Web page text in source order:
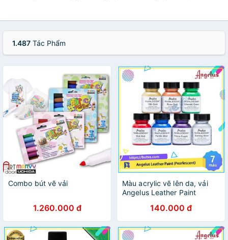
1.487 Tác Phẩm
Combo bút vẽ vải
1.260.000 đ
Màu acrylic vẽ lên da, vải
Angelus Leather Paint
140.000 đ